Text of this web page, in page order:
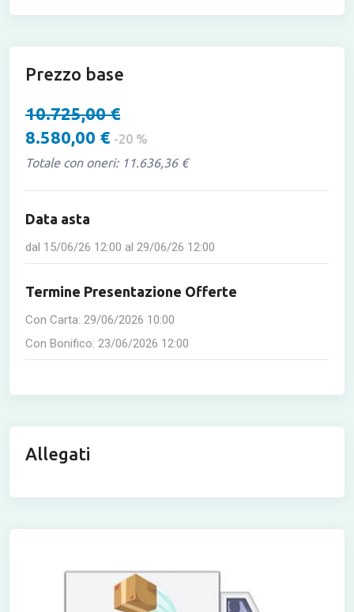
Prezzo base
10.725,00 €
8.580,00 € -20 %
Totale con oneri: 11.636,36 €
Data asta
dal 15/06/26 12:00 al 29/06/26 12:00
Termine Presentazione Offerte
Con Carta: 29/06/2026 10:00
Con Bonifico: 23/06/2026 12:00
Allegati